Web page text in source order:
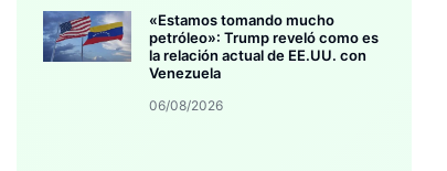
«Estamos tomando mucho
petróleo»: Trump reveló como es
la relación actual de EE.UU. con
Venezuela
06/08/2026